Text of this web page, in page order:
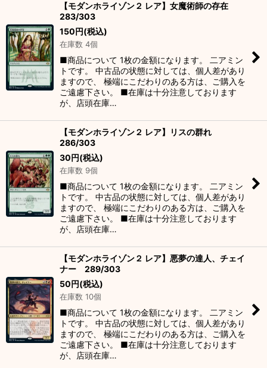
【モダンホライゾン２ レア】女魔術師の存在
283/303
150円(税込)
在庫数 4個
■商品について 1枚の金額になります。 二アミン
トです。 中古品の状態に対しては、個人差があり
ますので、 極端にこだわりのある方は、ご購入を
ご遠慮下さい。 ■在庫は十分注意しております
が、店頭在庫…
【モダンホライゾン２ レア】リスの群れ
286/303
30円(税込)
在庫数 9個
■商品について 1枚の金額になります。 二アミン
トです。 中古品の状態に対しては、個人差があり
ますので、 極端にこだわりのある方は、ご購入を
ご遠慮下さい。 ■在庫は十分注意しております
が、店頭在庫…
【モダンホライゾン２ レア】悪夢の達人、チェイ
ナー 289/303
50円(税込)
在庫数 10個
■商品について 1枚の金額になります。 二アミン
トです。 中古品の状態に対しては、個人差があり
ますので、 極端にこだわりのある方は、ご購入を
ご遠慮下さい。 ■在庫は十分注意しております
が、店頭在庫…